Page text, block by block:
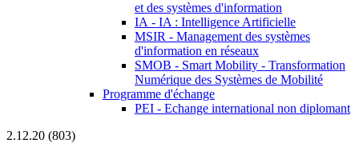
et des systèmes d'information
IA - IA : Intelligence Artificielle
MSIR - Management des systèmes
d'information en réseaux
SMOB - Smart Mobility - Transformation
Numérique des Systèmes de Mobilité
Programme d'échange
PEI - Echange international non diplomant
2.12.20 (803)